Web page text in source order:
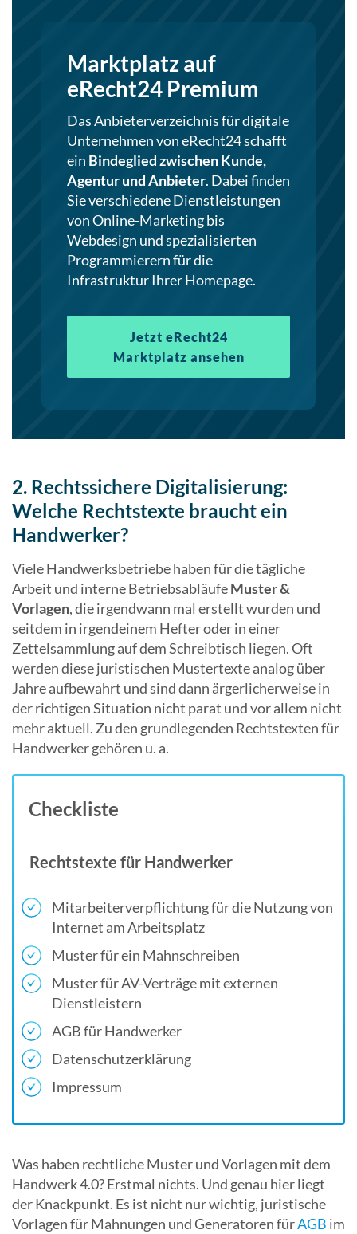
Marktplatz auf
eRecht24 Premium
Das Anbieterverzeichnis für digitale
Unternehmen von eRecht24 schafft
ein Bindeglied zwischen Kunde,
Agentur und Anbieter. Dabei finden
Sie verschiedene Dienstleistungen
von Online-Marketing bis
Webdesign und spezialisierten
Programmierern für die
Infrastruktur Ihrer Homepage.
Jetzt eRecht24
Marktplatz ansehen
2. Rechtssichere Digitalisierung:
Welche Rechtstexte braucht ein
Handwerker?
Viele Handwerksbetriebe haben für die tägliche
Arbeit und interne BetriebsabläufeMuster &
Vorlagen, die irgendwann mal erstellt wurden und
seitdem in irgendeinem Hefter oder in einer
Zettelsammlung auf dem Schreibtisch liegen. Oft
werden diese juristischen Mustertexte analog über
Jahre aufbewahrt und sind dann ärgerlicherweise in
der richtigen Situation nicht parat und vor allem nicht
mehr aktuell. Zu den grundlegenden Rechtstexten für
Handwerker gehören u. a.
Checkliste
Rechtstexte für Handwerker
Mitarbeiterverpflichtung für die Nutzung von
Internet am Arbeitsplatz
Muster für ein Mahnschreiben
Muster für AV-Verträge mit externen
Dienstleistern
AGB für Handwerker
Datenschutzerklärung
Impressum
Was haben rechtliche Muster und Vorlagen mit dem
Handwerk 4.0? Erstmal nichts. Und genau hier liegt
der Knackpunkt. Es ist nicht nur wichtig, juristische
Vorlagen für Mahnungen und Generatoren fürAGB im